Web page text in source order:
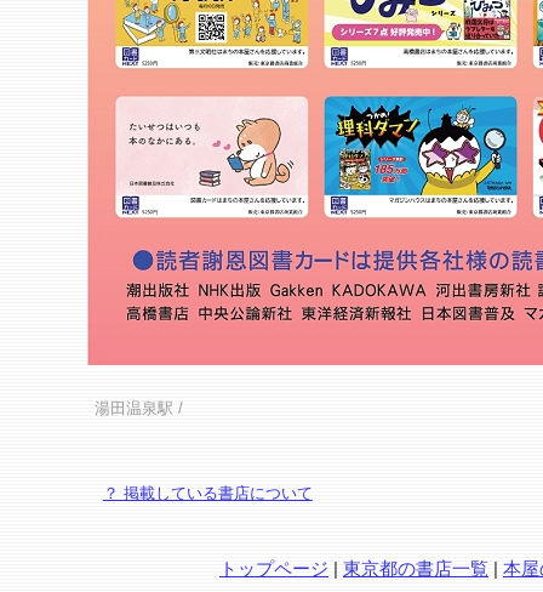
湯田温泉駅 /
？ 掲載している書店について
トップページ | 東京都の書店一覧 | 本